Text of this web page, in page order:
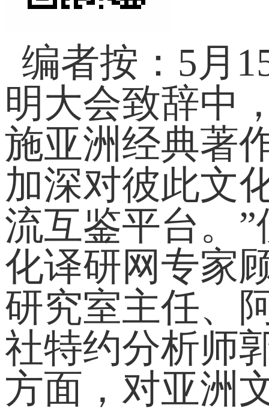
编者按：5月
明大会致辞中
施亚洲经典著
加深对彼此文
流互鉴平台。
化译研网专家
研究室主任、
社特约分析师
方面，对亚洲